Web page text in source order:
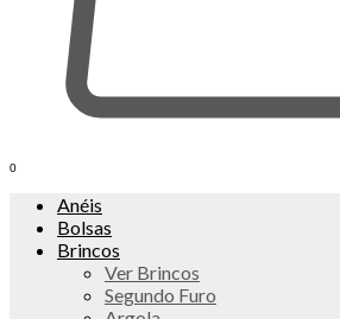
0
Anéis
Bolsas
Brincos
Ver Brincos
Segundo Furo